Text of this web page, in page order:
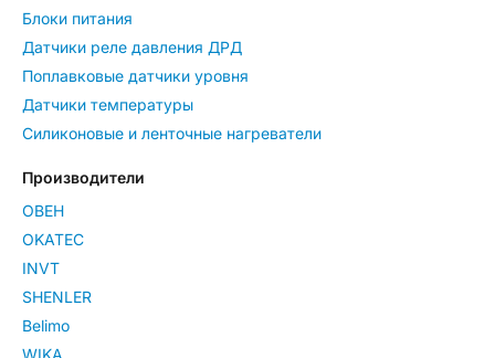
Блоки питания
Датчики реле давления ДРД
Поплавковые датчики уровня
Датчики температуры
Силиконовые и ленточные нагреватели
Производители
ОВЕН
OKATEC
INVT
SHENLER
Belimo
WIKA